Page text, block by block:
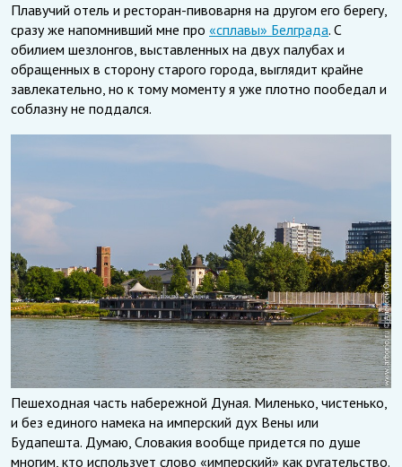
Плавучий отель и ресторан-пивоварня на другом его берегу,
сразу же напомнивший мне про «сплавы» Белграда. С
обилием шезлонгов, выставленных на двух палубах и
обращенных в сторону старого города, выглядит крайне
завлекательно, но к тому моменту я уже плотно пообедал и
соблазну не поддался.
Пешеходная часть набережной Дуная. Миленько, чистенько,
и без единого намека на имперский дух Вены или
Будапешта. Думаю, Словакия вообще придется по душе
многим, кто использует слово «имперский» как ругательство.